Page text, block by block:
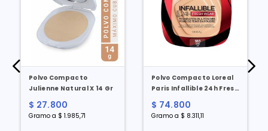
Polvo Compacto
Julienne Natural X 14 Gr
$ 27.800
Gramo a $ 1.985,71
Polvo Compacto Loreal
Paris Infallible 24h Fresh
$ 74.800
Gramo a $ 8.311,11